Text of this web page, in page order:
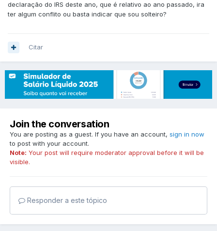
declaração do IRS deste ano, que é relativo ao ano passado, ira
ter algum conflito ou basta indicar que sou solteiro?
Citar
Join the conversation
You are posting as a guest. If you have an account, sign in now
to post with your account.
Note: Your post will require moderator approval before it will be
visible.
Responder a este tópico